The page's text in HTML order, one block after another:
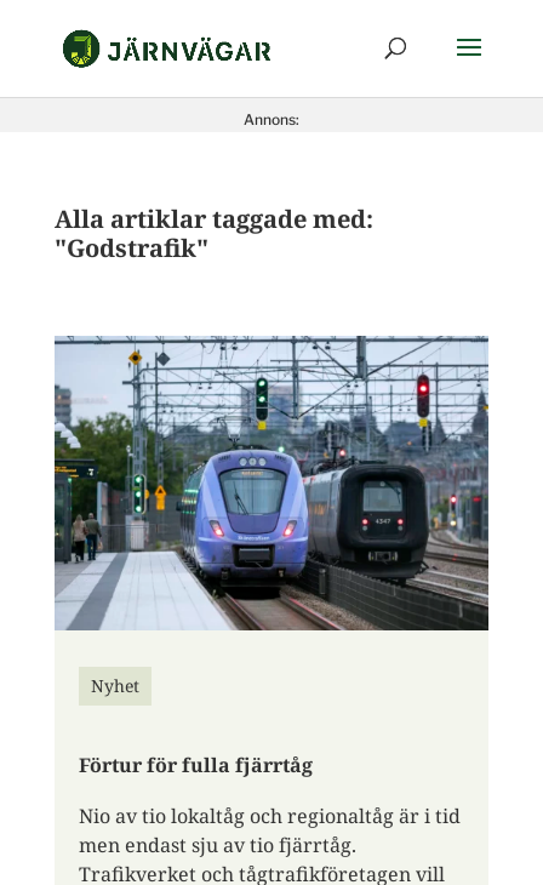
Annons:
Alla artiklar taggade med:
"Godstrafik"
Nyhet
Förtur för fulla fjärrtåg
Nio av tio lokaltåg och regionaltåg är i tid
men endast sju av tio fjärrtåg.
Trafikverket och tågtrafikföretagen vill